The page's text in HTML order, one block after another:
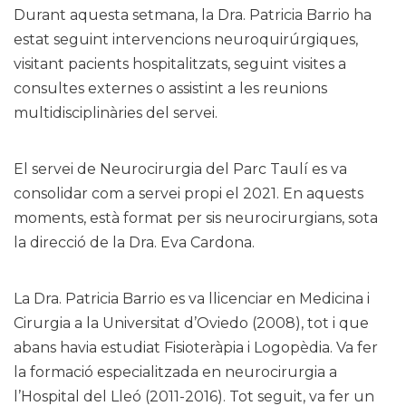
Durant aquesta setmana, la Dra. Patricia Barrio ha
estat seguint intervencions neuroquirúrgiques,
visitant pacients hospitalitzats, seguint visites a
consultes externes o assistint a les reunions
multidisciplinàries del servei.
El servei de Neurocirurgia del Parc Taulí es va
consolidar com a servei propi el 2021. En aquests
moments, està format per sis neurocirurgians, sota
la direcció de la Dra. Eva Cardona.
La Dra. Patricia Barrio es va llicenciar en Medicina i
Cirurgia a la Universitat d’Oviedo (2008), tot i que
abans havia estudiat Fisioteràpia i Logopèdia. Va fer
la formació especialitzada en neurocirurgia a
l’Hospital del Lleó (2011-2016). Tot seguit, va fer un